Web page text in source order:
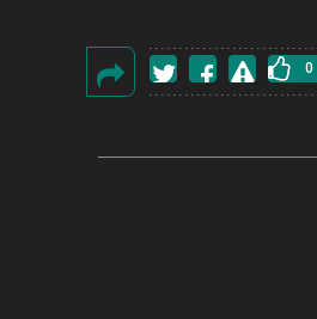
گزارش
0